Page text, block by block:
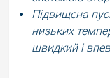
Підвищена
низьких
швидкий і